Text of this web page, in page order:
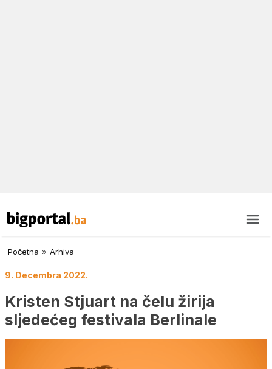
Početna » Arhiva
9. Decembra 2022.
Kristen Stjuart na čelu žirija
sljedećeg festivala Berlinale